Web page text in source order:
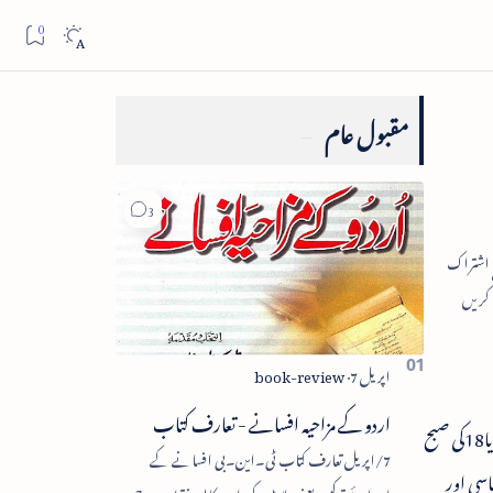
بنتے بگڑتے سیاسی مساوات کے درمیان آئندہ17نومبر کو وزیر اعلیٰ ممتا بنرجی دہلی جارہی ہیں ۔ اطلاعات کے مطابق وزیر اعلیٰ17کی رات یا18کی صبح
اور
مقبول عام
اردو کے مزاحیہ افسانے - تعارف کتاب
7/اپریل تعارف کتاب ٹی۔این۔بی افسانے کے